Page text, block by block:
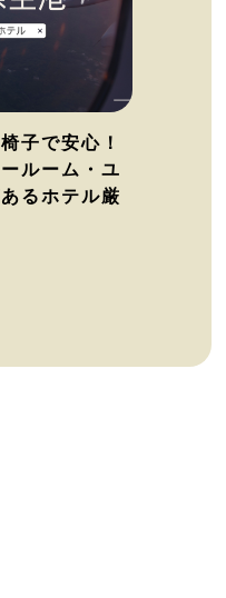
子で安心！
ルーム・ユ
るホテル厳